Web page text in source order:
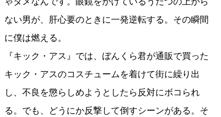
ない男が、肝心要のときに一発逆転する。その瞬間
に僕は燃える。
『キック・アス』では、ぼんくら君が通販で買った
キック・アスのコスチュームを着けて街に繰り出
し、不良を懲らしめようとしたら反対にボコられ
る。でも、どうにか反撃して倒すシーンがある。そ